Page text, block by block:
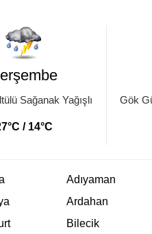
Sağanak Yağışlı
/ 14°C
Gök
Adıyaman
Ardahan
Bilecik